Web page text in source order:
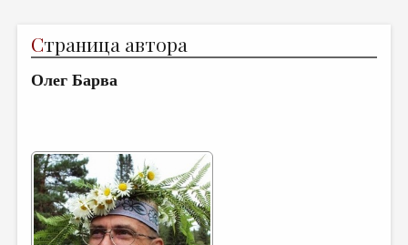
ЖАНРЫ
АВТОРЫ
ЛИТСАЛОН
НОВОСТИ
ПРАВИЛА САЙТА
Страница автора
Олег Барва